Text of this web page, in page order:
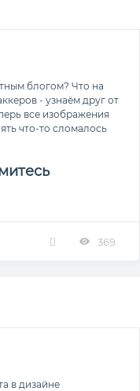
блогом? Что на
- узнаём друг от
все изображения
что-то сломалось
369
в дизайне